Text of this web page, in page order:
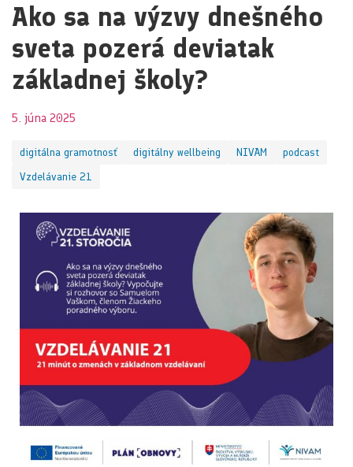
Ako sa na výzvy dnešného
sveta pozerá deviatak
základnej školy?
5. júna 2025
digitálna gramotnosť digitálny wellbeing NIVAM
podcast
Vzdelávanie 21